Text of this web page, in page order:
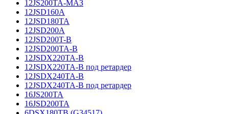
12JS200TA-МАЗ
12JSD160A
12JSD180TA
12JSD200A
12JSD200T-B
12JSD200TA-B
12JSDX220TA-B
12JSDX220TA-B под ретардер
12JSDX240TA-B
12JSDX240TA-B под ретардер
16JS200TA
16JSD200TA